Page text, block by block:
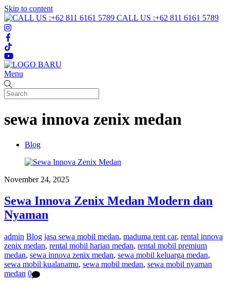
Skip to content
CALL US :+62 811 6161 5789
Menu
sewa innova zenix medan
Blog
November 24, 2025
Sewa Innova Zenix Medan Modern dan
Nyaman
admin Blog jasa sewa mobil medan, maduma rent car, rental innova
zenix medan, rental mobil harian medan, rental mobil premium
medan, sewa innova zenix medan, sewa mobil keluarga medan,
sewa mobil kualanamu, sewa mobil medan, sewa mobil nyaman
medan 0